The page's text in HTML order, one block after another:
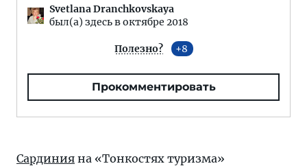
Svetlana Dranchkovskaya
был(а) здесь в октябре 2018
Полезно? 8
Прокомментировать
Сардиния на «Тонкостях туризма»